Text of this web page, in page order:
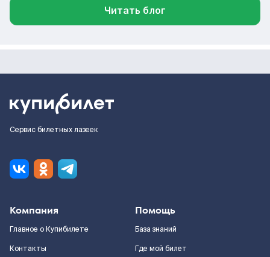
Читать блог
Сервис билетных лазеек
Компания
Главное о Купибилете
Контакты
Помощь
База знаний
Где мой билет